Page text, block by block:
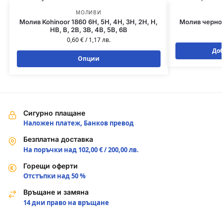
МОЛИВИ
Молив Kohinoor 1860 6H, 5H, 4H, 3H, 2H, H,
HB, B, 2B, 3B, 4B, 5B, 6B
0,60€/1,17лв.
Опции
Молив
Сигурно плащане
Наложен платеж, Банков превод
Безплатна доставка
На поръчки над 102,00 € / 200,00 лв.
Горещи оферти
Отстъпки над 50 %
Връщане и замяна
14 дни право на връщане